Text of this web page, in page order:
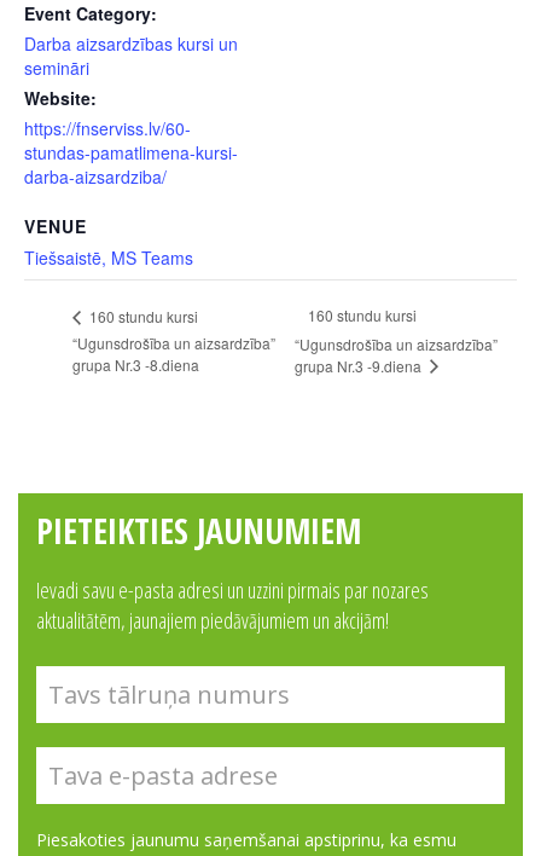
Event Category:
Darba aizsardzības kursi un
semināri
Website:
https://fnserviss.lv/60-
stundas-pamatlimena-kursi-
darba-aizsardziba/
VENUE
Tiešsaistē, MS Teams
160 stundu kursi
“Ugunsdrošība un aizsardzība”
grupa Nr.3 -8.diena
160 stundu kursi
“Ugunsdrošība un aizsardzība”
grupa Nr.3 -9.diena
PIETEIKTIES JAUNUMIEM
Ievadi savu e-pasta adresi un uzzini pirmais par nozares
aktualitātēm, jaunajiem piedāvājumiem un akcijām!
Piesakoties jaunumu saņemšanai apstiprinu, ka esmu